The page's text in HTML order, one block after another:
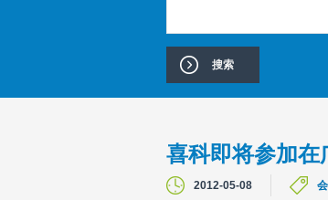
喜科即将参加在
2012-05-08